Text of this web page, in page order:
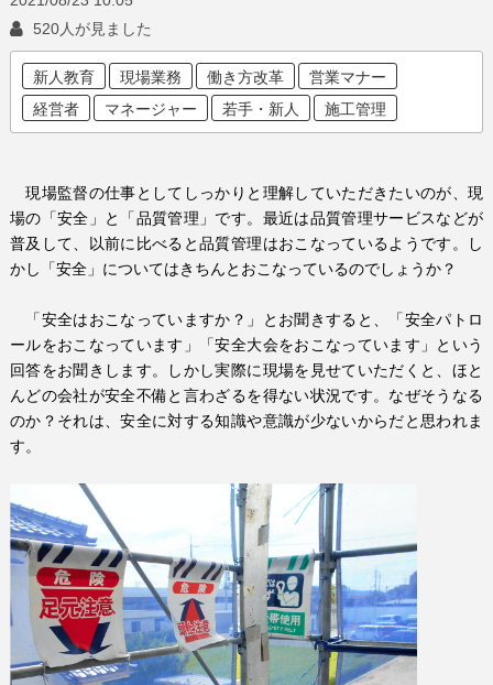
520人が見ました
新人教育 現場業務 働き方改革
営業マナー
経営者
マネージャー 若手・新人 施工管理
現場監督の仕事としてしっかりと理解していただきたいのが、現
場の「安全」と「品質管理」です。最近は品質管理サービスなどが
普及して、以前に比べると品質管理はおこなっているようです。し
かし「安全」についてはきちんとおこなっているのでしょうか？
「安全はおこなっていますか？」とお聞きすると、「安全パトロ
ールをおこなっています」「安全大会をおこなっています」という
回答をお聞きします。しかし実際に現場を見せていただくと、ほと
んどの会社が安全不備と言わざるを得ない状況です。なぜそうなる
のか？それは、安全に対する知識や意識が少ないからだと思われま
す。